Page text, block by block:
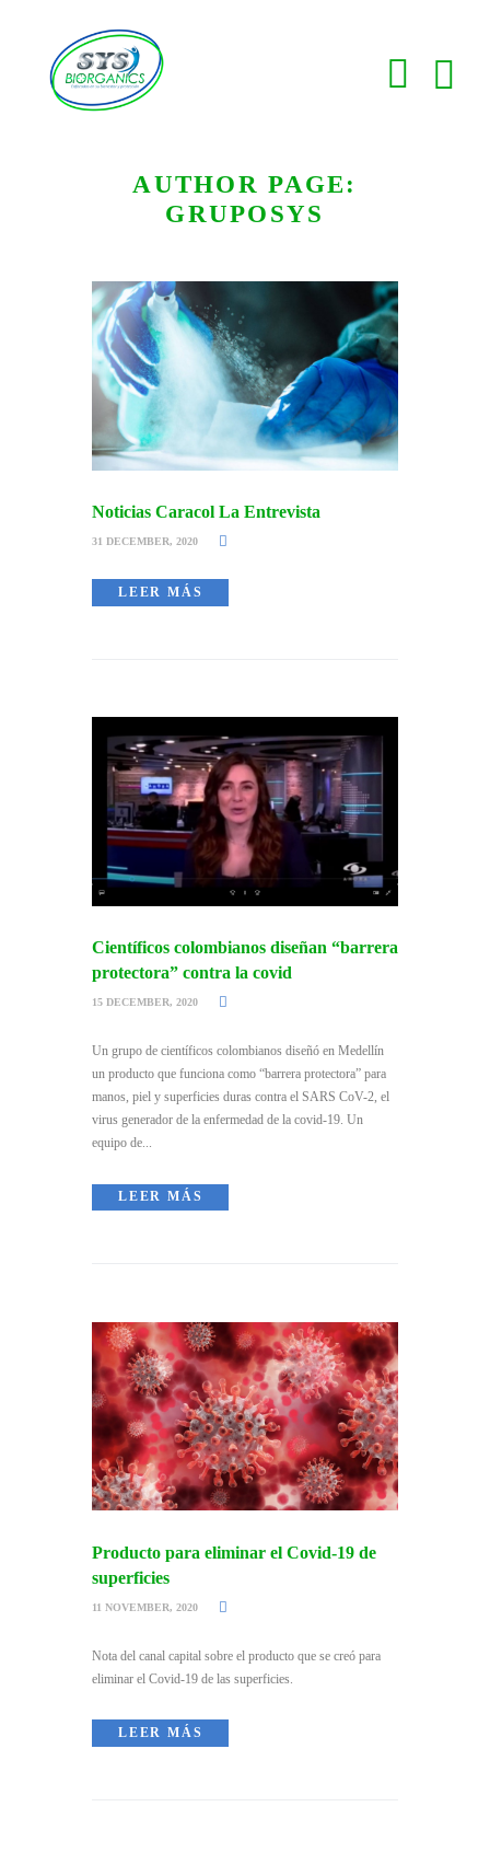
AUTHOR PAGE:
GRUPOSYS
Noticias Caracol La Entrevista
31 DECEMBER, 2020
LEER MÁS
Científicos colombianos diseñan “barrera
protectora” contra la covid
15 DECEMBER, 2020
Un grupo de científicos colombianos diseñó en Medellín
un producto que funciona como “barrera protectora” para
manos, piel y superficies duras contra el SARS CoV-2, el
virus generador de la enfermedad de la covid-19. Un
equipo de...
LEER MÁS
Producto para eliminar el Covid-19 de
superficies
11 NOVEMBER, 2020
Nota del canal capital sobre el producto que se creó para
eliminar el Covid-19 de las superficies.
LEER MÁS